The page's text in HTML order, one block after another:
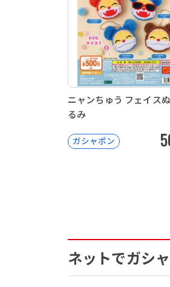
ニャンちゅう フェイス
るみ
ガシャポン
ネットでガシ